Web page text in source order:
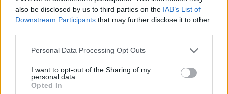
also be disclosed by us to third parties on the IAB’s List of
Downstream Participants that may further disclose it to other
Personal Data Processing Opt Outs
I want to opt-out of the Sharing of my
personal data.
Opted In
pääkaupunki Sofiaan, ja myös joihinkin muihin Bulgarian
suuriin kaupunkeihin on helppo päästä linja-autolla.
Asemalla on tietoa aikatauluista, siellä puhutaan englantia,
siellä on useita lipunmyyntipisteitä ja myös tavarasäilytys.
Burgasista pääsee bussilla myös ulkomaille, sillä sieltä
menee useita busseja joka päivä Turkin Istanbuliin. Matka
kestää 7–8 tuntia, maksaa noin 30 euroa ja matkan voi
tehdä päivällä tai yön yli. Bussien liikkeitä voi tutkia myös